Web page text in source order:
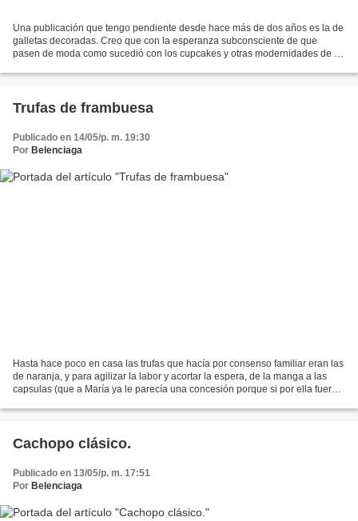
Una publicación que tengo pendiente desde hace más de dos años es la de
galletas decoradas. Creo que con la esperanza subconsciente de que
pasen de moda como sucedió con los cupcakes y otras modernidades de lo
Trufas de frambuesa
Publicado en 14/05/p. m. 19:30
Por Belenciaga
Hasta hace poco en casa las trufas que hacía por consenso familiar eran las
de naranja, y para agilizar la labor y acortar la espera, de la manga a las
capsulas (que a María ya le parecía una concesión porque si por ella fuera
Cachopo clásico.
Publicado en 13/05/p. m. 17:51
Por Belenciaga